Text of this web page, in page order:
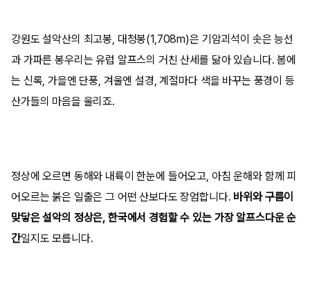
강원도 설악산의 최고봉, 대청봉(1,708m)은 기암괴석이 솟은 능선
과 가파른 봉우리는 유럽 알프스의 거친 산세를 닮아 있습니다. 봄에
는 신록, 가을엔 단풍, 겨울엔 설경, 계절마다 색을 바꾸는 풍경이 등
산가들의 마음을 울리죠.
정상에 오르면 동해와 내륙이 한눈에 들어오고, 아침 운해와 함께 피
어오르는 붉은 일출은 그 어떤 산보다도 장엄합니다. 바위와 구름이
맞닿은 설악의 정상은, 한국에서 경험할 수 있는 가장 알프스다운 순
간일지도 모릅니다.